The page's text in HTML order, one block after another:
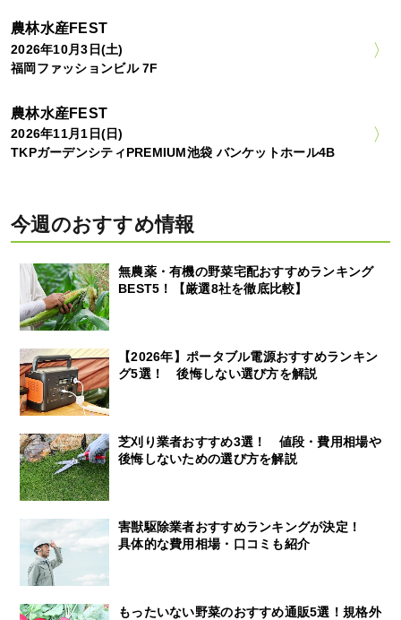
農林水産FEST
2026年10月3日(土)
福岡ファッションビル 7F
農林水産FEST
2026年11月1日(日)
TKPガーデンシティPREMIUM池袋 バンケットホール4B
今週のおすすめ情報
無農薬・有機の野菜宅配おすすめランキング
BEST5！【厳選8社を徹底比較】
【2026年】ポータブル電源おすすめランキン
グ5選！ 後悔しない選び方を解説
芝刈り業者おすすめ3選！ 値段・費用相場や
後悔しないための選び方を解説
害獣駆除業者おすすめランキングが決定！
具体的な費用相場・口コミも紹介
もったいない野菜のおすすめ通販5選！規格外